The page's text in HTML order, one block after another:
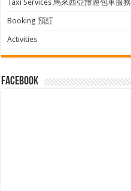
Taxi Services 馬來西亞旅遊包車服務
Booking 預訂
Activities
facebook